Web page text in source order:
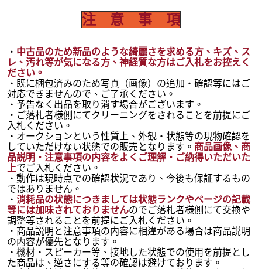
注 意 事 項
・ 中古品のため新品のような綺麗さを求める方、キズ、ス
レ、汚れ等が気になる方、神経質な方はご入札をお控えく
ださい。
・既に梱包済みのため写真（画像）の追加・確認等にはご
対応できませんので、ご了承ください。
・予告なく出品を取り消す場合がございます。
・ご落札者様側にてクリーニングをされることを前提にご
入札ください。
・オークションという性質上、外観・状態等の現物確認を
していただけない状態での販売となります。 商品画像、商
品説明・注意事項の内容をよくご理解・ご納得いただいた
上でご入札ください。
・動作は現時点での確認状況であり、今後も保証するもの
ではありません。
・ 消耗品の状態につきましては状態ランクやページの記載
等には加味されておりませんのでご落札者様側にて交換や
調整等されることを前提にご入札ください。
・商品説明と注意事項の内容に相違がある場合は商品説明
の内容が優先となります。
・機材・スピーカー等、接地した状態での使用を前提とし
た商品は、逆さにする等の確認は避けております。